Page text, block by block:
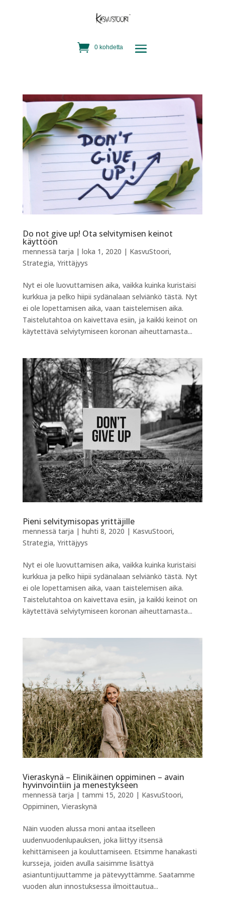
0 kohdetta
Do not give up! Ota selvitymisen keinot
käyttöön
mennessä tarja | loka 1, 2020 | KasvuStoori,
Strategia, Yrittäjyys
Nyt ei ole luovuttamisen aika, vaikka kuinka kuristaisi
kurkkua ja pelko hiipii sydänalaan selviänkö tästä. Nyt
ei ole lopettamisen aika, vaan taistelemisen aika.
Taistelutahtoa on kaivettava esiin, ja kaikki keinot on
käytettävä selviytymiseen koronan aiheuttamasta...
Pieni selvitymisopas yrittäjille
mennessä tarja | huhti 8, 2020 | KasvuStoori,
Strategia, Yrittäjyys
Nyt ei ole luovuttamisen aika, vaikka kuinka kuristaisi
kurkkua ja pelko hiipii sydänalaan selviänkö tästä. Nyt
ei ole lopettamisen aika, vaan taistelemisen aika.
Taistelutahtoa on kaivettava esiin, ja kaikki keinot on
käytettävä selviytymiseen koronan aiheuttamasta...
Vieraskynä – Elinikäinen oppiminen – avain
hyvinvointiin ja menestykseen
mennessä tarja | tammi 15, 2020 | KasvuStoori,
Oppiminen, Vieraskynä
Näin vuoden alussa moni antaa itselleen
uudenvuodenlupauksen, joka liittyy itsensä
kehittämiseen ja kouluttamiseen. Etsimme hanakasti
kursseja, joiden avulla saisimme lisättyä
asiantuntijuuttamme ja pätevyyttämme. Saatamme
vuoden alun innostuksessa ilmoittautua...